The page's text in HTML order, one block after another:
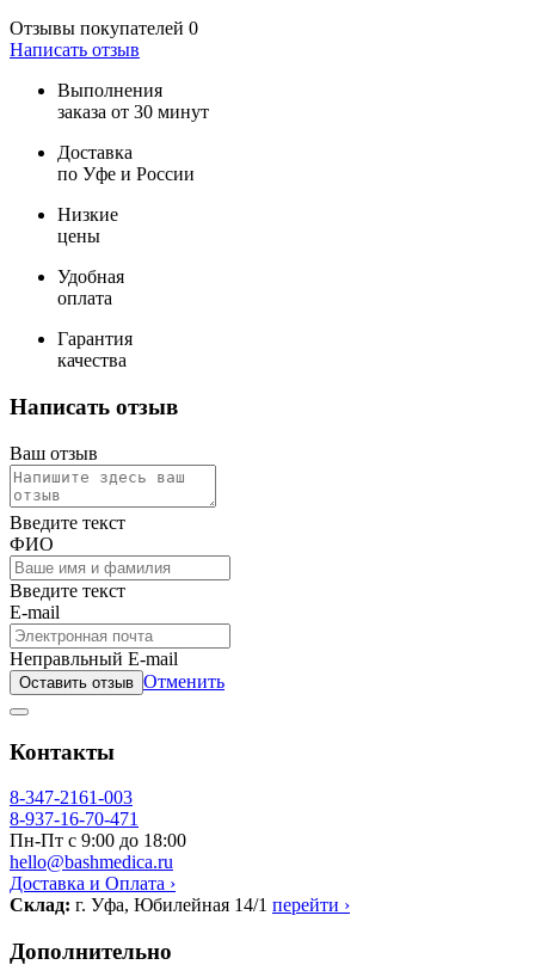
Отзывы покупателей 0
Написать отзыв
Выполнения
заказа от 30 минут
Доставка
по Уфе и России
Низкие
цены
Удобная
оплата
Гарантия
качества
Написать отзыв
Ваш отзыв
Введите текст
ФИО
Введите текст
E-mail
Неправльный E-mail
Оставить отзыв Отменить
Контакты
8-347-2161-003
8-937-16-70-471
Пн-Пт с 9:00 до 18:00
hello@bashmedica.ru
Доставка и Оплата ›
Склад: г. Уфа, Юбилейная 14/1 перейти ›
Дополнительно